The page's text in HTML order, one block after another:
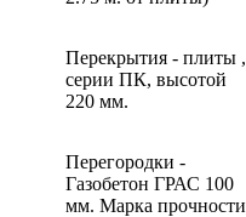
Перекрытия - плиты ,
серии ПК, высотой
220 мм.
Перегородки -
Газобетон ГРАС 100
мм. Марка прочности